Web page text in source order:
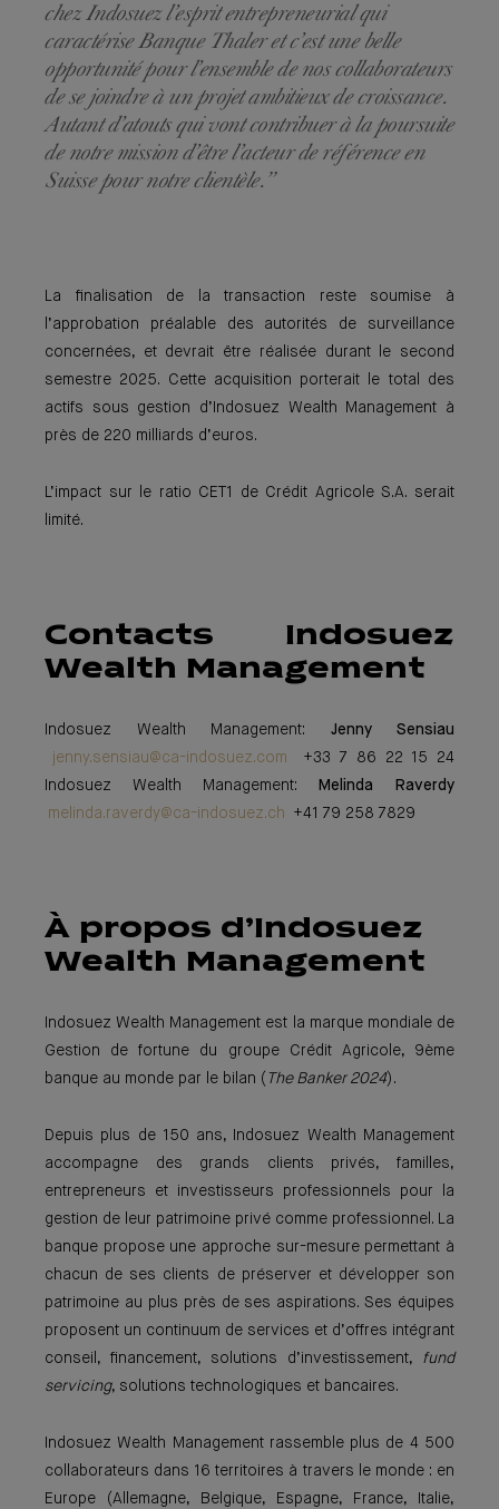
chez Indosuez l’esprit entrepreneurial qui
caractérise Banque Thaler et c’est une belle
opportunité pour l’ensemble de nos collaborateurs
de se joindre à un projet ambitieux de croissance.
Autant d’atouts qui vont contribuer à la poursuite
de notre mission d’être l’acteur de référence en
Suisse pour notre clientèle.”
La finalisation de la transaction reste soumise à
l’approbation préalable des autorités de surveillance
concernées, et devrait être réalisée durant le second
semestre 2025. Cette acquisition porterait le total des
actifs sous gestion d’Indosuez Wealth Management à
près de 220 milliards d’euros.
L’impact sur le ratio CET1 de Crédit Agricole S.A. serait
limité.
Contacts Indosuez
Wealth Management
Indosuez Wealth Management: Jenny Sensiau
jenny.sensiau@ca-indosuez.com +33 7 86 22 15 24
Indosuez Wealth Management:
Melinda Raverdy
melinda.raverdy@ca-indosuez.ch +41 79 258 7829
À propos d’Indosuez
Wealth Management
Indosuez Wealth Management est la marque mondiale de
Gestion de fortune du groupe Crédit Agricole, 9ème
banque au monde par le bilan ( The Banker 2024).
Depuis plus de 150 ans, Indosuez Wealth Management
accompagne des grands clients privés, familles,
entrepreneurs et investisseurs professionnels pour la
gestion de leur patrimoine privé comme professionnel. La
banque propose une approche sur-mesure permettant à
chacun de ses clients de préserver et développer son
patrimoine au plus près de ses aspirations. Ses équipes
proposent un continuum de services et d’offres intégrant
conseil, financement, solutions d’investissement, fund
servicing, solutions technologiques et bancaires.
Indosuez Wealth Management rassemble plus de 4 500
collaborateurs dans 16 territoires à travers le monde : en
Europe (Allemagne, Belgique, Espagne, France, Italie,